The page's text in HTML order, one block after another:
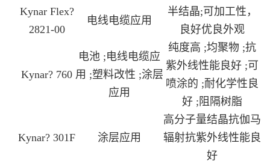
Kynar Flex?
2821-00
电线电缆应用
半结晶;可加工性，
良好优良外观
Kynar? 760
电池 ;电线电缆应
用 ;塑料改性 ;涂层
应用
纯度高 ;均聚物 ;抗
紫外线性能良好 ;可
喷涂的 ;耐化学性良
好 ;阻隔树脂
Kynar? 301F 涂层应用
高分子量结晶抗伽马
辐射抗紫外线性能良
好